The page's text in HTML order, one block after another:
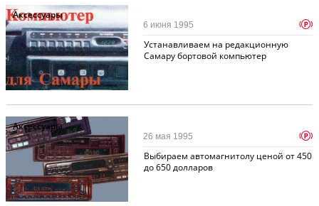
Аксессуары
Устанавливаем на редакционную
Самару бортовой компьютер
6 июня 1995 p
Аксессуары
Выбираем автомагнитолу ценой от 450
до 650 долларов
26 мая 1995 p